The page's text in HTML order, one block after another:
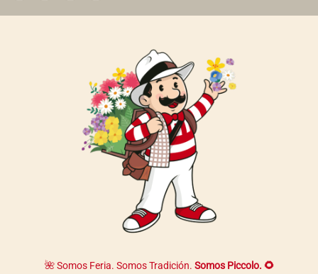
🌺 Somos Feria. Somos Tradición. Somos Piccolo. 🌻